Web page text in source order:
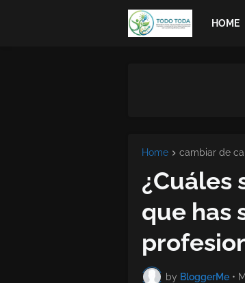
HOME
Home cambiar de
¿Cuáles
que has
by BloggerMe •